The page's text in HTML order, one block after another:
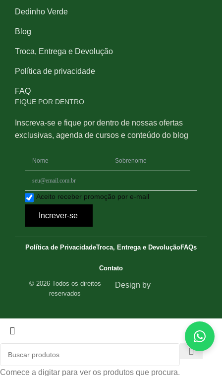
Dedinho Verde
Blog
Troca, Entrega e Devolução
Política de privacidade
FAQ
FIQUE POR DENTRO
Inscreva-se e fique por dentro de nossas ofertas
exclusivas, agenda de cursos e conteúdo do blog
Aceito receber promoção por e-mail
Increver-se
© 2026 Todos os direitos
reservados
Design by
Política de PrivacidadeTroca, Entrega e DevoluçãoFAQs
Contato
Comece a digitar para ver os produtos que procura.